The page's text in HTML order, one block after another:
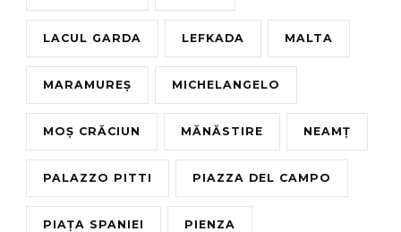
LACUL GARDA LEFKADA MALTA
MARAMUREȘ MICHELANGELO
MOȘ CRĂCIUN MĂNĂSTIRE NEAMȚ
PALAZZO PITTI PIAZZA DEL CAMPO
PIAȚA SPANIEI PIENZA